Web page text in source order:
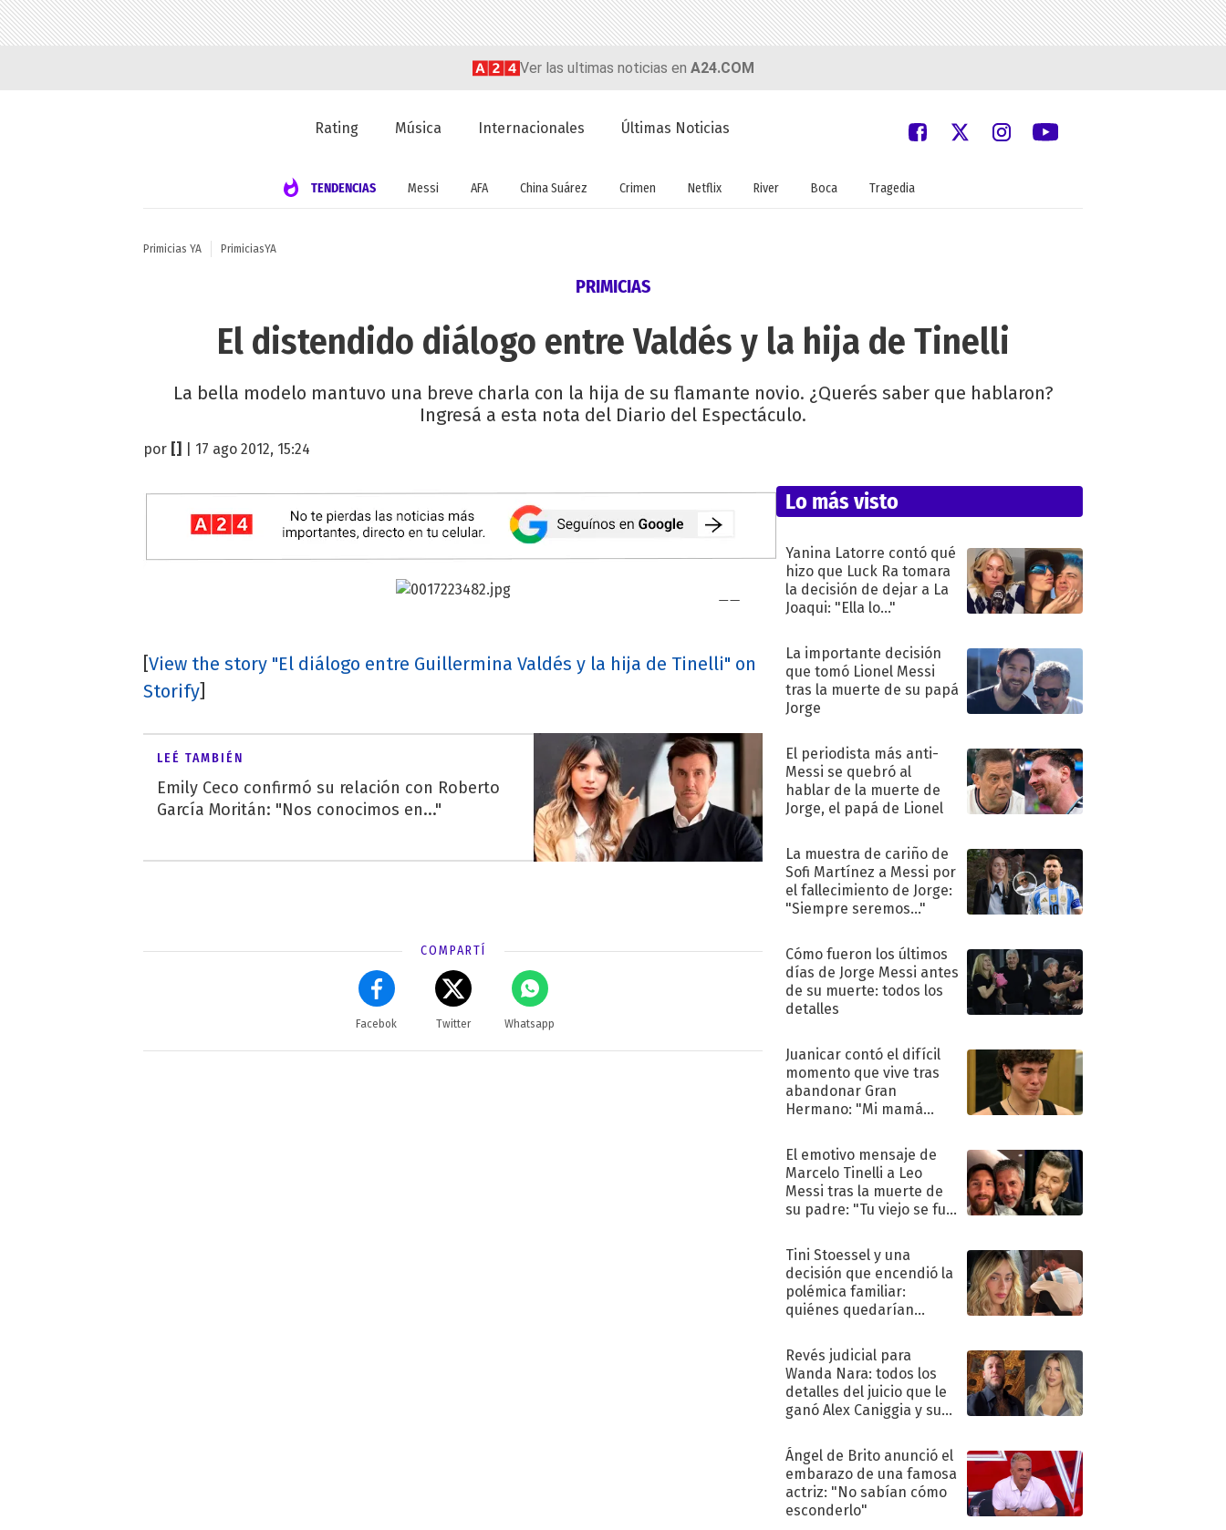
Ver las ultimas noticias en A24.COM
Rating Música Internacionales Últimas Noticias
TENDENCIAS Messi AFA China Suárez Crimen Netflix River Boca Tragedia
Primicias YA PrimiciasYA
PRIMICIAS
El distendido diálogo entre Valdés y la hija de Tinelli
La bella modelo mantuvo una breve charla con la hija de su flamante novio. ¿Querés saber que hablaron?
Ingresá a esta nota del Diario del Espectáculo.
por | 17 ago 2012, 15:24
[View the story "El diálogo entre Guillermina Valdés y la hija de Tinelli" on
Storify]
LEÉ TAMBIÉN
Emily Ceco confirmó su relación con Roberto
García Moritán: "Nos conocimos en..."
COMPARTÍ
Facebok Twitter Whatsapp
Lo más visto
Yanina Latorre contó qué
hizo que Luck Ra tomara
la decisión de dejar a La
Joaqui: "Ella lo..."
La importante decisión
que tomó Lionel Messi
tras la muerte de su papá
Jorge
El periodista más anti-
Messi se quebró al
hablar de la muerte de
Jorge, el papá de Lionel
La muestra de cariño de
Sofi Martínez a Messi por
el fallecimiento de Jorge:
"Siempre seremos..."
Cómo fueron los últimos
días de Jorge Messi antes
de su muerte: todos los
detalles
Juanicar contó el difícil
momento que vive tras
abandonar Gran
Hermano: "Mi mamá
El emotivo mensaje de
Marcelo Tinelli a Leo
Messi tras la muerte de
su padre: "Tu viejo se fue
Tini Stoessel y una
decisión que encendió la
polémica familiar:
quiénes quedarían
Revés judicial para
Wanda Nara: todos los
detalles del juicio que le
ganó Alex Caniggia y sus
Ángel de Brito anunció el
embarazo de una famosa
actriz: "No sabían cómo
esconderlo"